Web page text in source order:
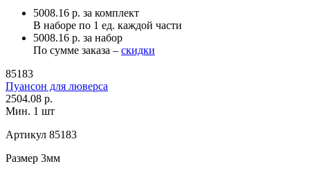
5008.16 р. за комплект
В наборе по 1 ед. каждой части
5008.16 р. за набор
По сумме заказа – скидки
85183
Пуансон для люверса
2504.08 р.
Мин. 1 шт
Артикул 85183
Размер 3мм